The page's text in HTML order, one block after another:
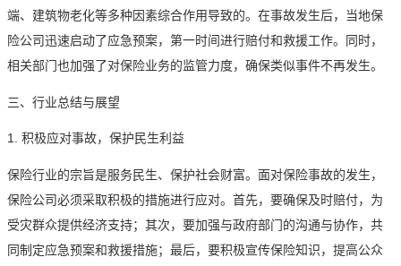
端、建筑物老化等多种因素综合作用导致的。在事故发生后，当地保
险公司迅速启动了应急预案，第一时间进行赔付和救援工作。同时，
相关部门也加强了对保险业务的监管力度，确保类似事件不再发生。
三、行业总结与展望
1. 积极应对事故，保护民生利益
保险行业的宗旨是服务民生、保护社会财富。面对保险事故的发生，
保险公司必须采取积极的措施进行应对。首先，要确保及时赔付，为
受灾群众提供经济支持；其次，要加强与政府部门的沟通与协作，共
同制定应急预案和救援措施；最后，要积极宣传保险知识，提高公众